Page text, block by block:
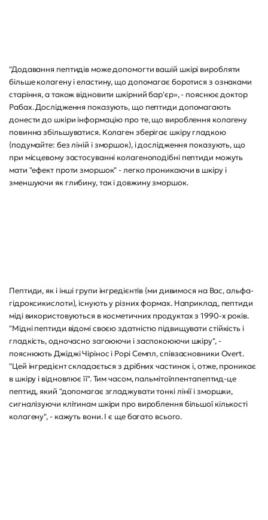
"Додавання пептидів може допомогти вашій шкірі виробляти
більше колагену і еластину, що допомагає боротися з ознаками
старіння, а також відновити шкірний бар'єр», - пояснює доктор
Рабах. Дослідження показують, що пептиди допомагають
донести до шкіри інформацію про те, що вироблення колагену
повинна збільшуватися. Колаген зберігає шкіру гладкою
(подумайте: без ліній і зморшок), і дослідження показують, що
при місцевому застосуванні колагеноподібні пептиди можуть
мати "ефект проти зморшок" - легко проникаючи в шкіру і
зменшуючи як глибину, так і довжину зморшок.
Пептиди, як і інші групи інгредієнтів (ми дивимося на Вас, альфа-
гідроксикислоти), існують у різних формах. Наприклад, пептиди
міді використовуються в косметичних продуктах з 1990-х років.
"Мідні пептиди відомі своєю здатністю підвищувати стійкість і
гладкість, одночасно загоюючи і заспокоюючи шкіру", -
пояснюють Джіджі Чірінос і Рорі Семпл, співзасновники Overt.
"Цей інгредієнт складається з дрібних частинок і, отже, проникає
в шкіру і відновлює її". Тим часом, пальмітоїлпентапептид-це
пептид, який "допомагає згладжувати тонкі лінії і зморшки,
сигналізуючи клітинам шкіри про вироблення більшої кількості
колагену", - кажуть вони. І є ще багато всього.